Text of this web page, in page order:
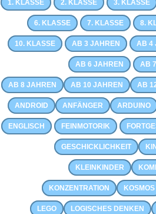
1. KLASSE 2. KLASSE 3. KLASSE
6. KLASSE 7. KLASSE 8.
10. KLASSE AB 3 JAHREN AB 4
AB 6 JAHREN AB
AB 8 JAHREN AB 10 JAHREN AB
ANDROID ANFÄNGER ARDUINO
ENGLISCH FEINMOTORIK
GESCHICKLICHKEIT
KLEINKINDER
KONZENTRATION KOSMOS
LEGO LOGISCHES DENKEN